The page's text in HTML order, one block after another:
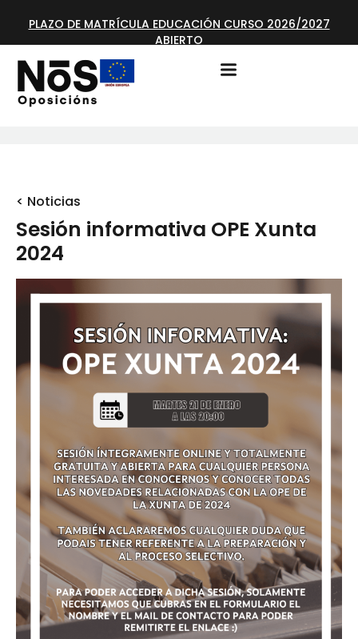
PLAZO DE MATRÍCULA EDUCACIÓN CURSO 2026/2027
< Noticias
Sesión informativa OPE Xunta
2024